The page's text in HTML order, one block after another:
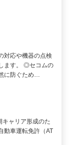
対応や機器の点検
ます。 ◎セコムの
に防ぐため…
ャリア形成のた
車運転免許（AT